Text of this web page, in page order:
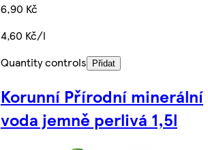
6,90 Kč
4,60 Kč/l
Quantity controls
Přidat
Korunní Přírodní minerální
voda jemně perlivá 1,5l